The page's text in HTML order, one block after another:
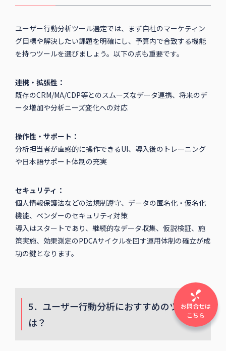
ユーザー行動分析ツール選定では、まず自社のマーケティン
グ目標や解決したい課題を明確にし、予算内で合致する機能
を持つツールを選びましょう。以下の点も重要です。
連携・拡張性：
既存のCRM/MA/CDP等とのスムーズなデータ連携、将来のデ
ータ増加や分析ニーズ変化への対応
操作性・サポート：
分析担当者が直感的に操作できるUI、導入後のトレーニング
や日本語サポート体制の充実
セキュリティ：
個人情報保護法などの法規制遵守、データの匿名化・仮名化
機能、ベンダーのセキュリティ対策
導入はスタートであり、継続的なデータ収集、仮説検証、施
策実施、効果測定のPDCAサイクルを回す運用体制の確立が成
功の鍵となります。
5．ユーザー行動分析におすすめのツール
は？
お問合せは
こちら